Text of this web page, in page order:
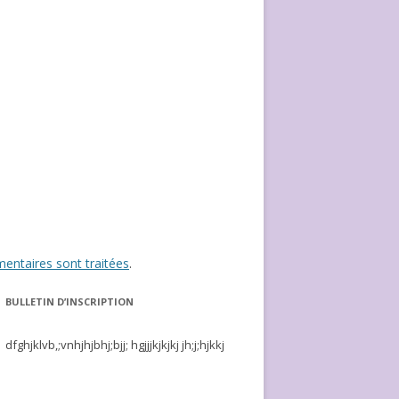
sont traitées.
BULLETIN D’INSCRIPTION
dfghjklvb,;vnhjhjbhj;bjj; hgjjjkjkjkj jh;j;hjkkj